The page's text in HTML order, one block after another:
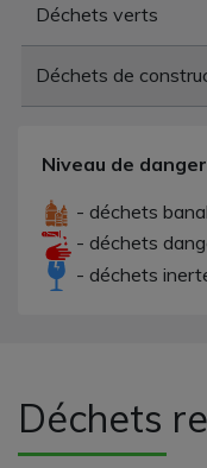
Déchets verts
Déchets de
Niveau de danger
- déchets
- déchets
- déchets
Déchets